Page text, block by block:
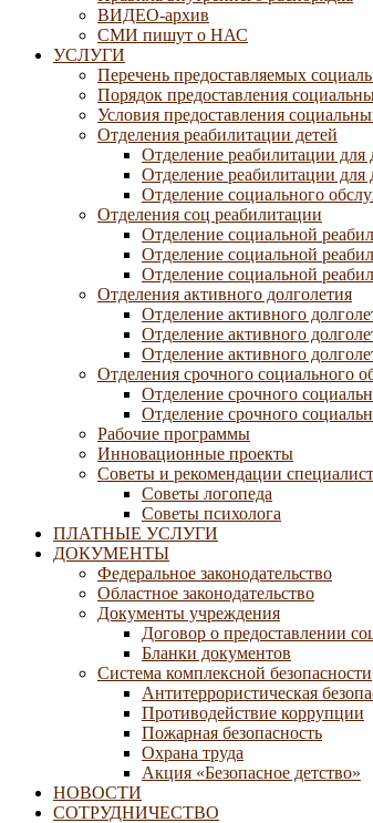
ВИДЕО-архив
СМИ пишут о НАС
УСЛУГИ
Перечень предоставляемых
Порядок предоставления
Условия предоставления
Отделения реабилитации детей
Отделение реабилитации
Отделение реабилитации
Отделение социального
Отделения соц реабилитации
Отделение социальной
Отделение социальной
Отделение социальной
Отделения активного долголетия
Отделение активного
Отделение активного
Отделение активного
Отделения срочного социального
Отделение срочного
Отделение срочного
Рабочие программы
Инновационные проекты
Советы и рекомендации
Советы логопеда
Советы психолога
ПЛАТНЫЕ УСЛУГИ
ДОКУМЕНТЫ
Федеральное законодательство
Областное законодательство
Документы учреждения
Договор о предоставлении
Бланки документов
Система комплексной безопасности
Антитеррористическая
Противодействие коррупции
Пожарная безопасность
Охрана труда
Акция «Безопасное детство»
НОВОСТИ
СОТРУДНИЧЕСТВО